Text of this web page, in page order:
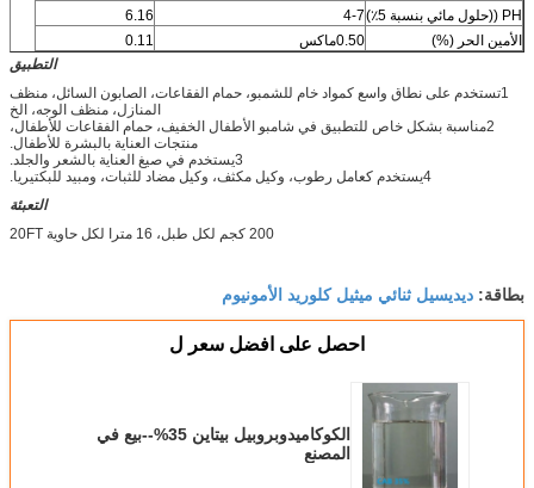
PH ((حلول مائي بنسبة 5٪)
4-7
6.16
الأمين الحر (%)
0.50ماكس
0.11
التطبيق
1تستخدم على نطاق واسع كمواد خام للشمبو، حمام الفقاعات، الصابون السائل، منظف
المنازل، منظف الوجه، الخ
2مناسبة بشكل خاص للتطبيق في شامبو الأطفال الخفيف، حمام الفقاعات للأطفال،
منتجات العناية بالبشرة للأطفال.
3يستخدم في صيغ العناية بالشعر والجلد.
4يستخدم كعامل رطوب، وكيل مكثف، وكيل مضاد للثبات، ومبيد للبكتيريا.
التعبئة
200 كجم لكل طبل، 16 مترا لكل حاوية 20FT
بطاقة: ديديسيل ثنائي ميثيل كلوريد الأمونيوم
احصل على افضل سعر ل
الكوكاميدوبروبيل بيتاين 35%--بيع في
المصنع